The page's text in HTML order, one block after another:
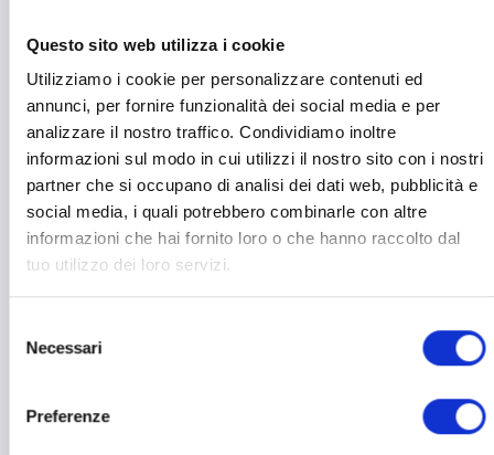
Questo sito web utilizza i cookie
Utilizziamo i cookie per personalizzare contenuti ed
annunci, per fornire funzionalità dei social media e per
analizzare il nostro traffico. Condividiamo inoltre
informazioni sul modo in cui utilizzi il nostro sito con i nostri
partner che si occupano di analisi dei dati web, pubblicità e
social media, i quali potrebbero combinarle con altre
informazioni che hai fornito loro o che hanno raccolto dal
tuo utilizzo dei loro servizi.
delNecessari
Preferenze
Semplice clicca sulla icona del menu da
desktop o da mobile e clicca su area personale
e inserisci la tua email e password
Questo è il link diretto per accedere:
ACCEDI all’area personale
L'articolo ti è stato utile?